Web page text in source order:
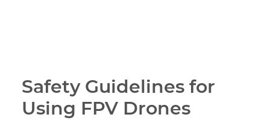
Safety Guidelines for
Using FPV Drones